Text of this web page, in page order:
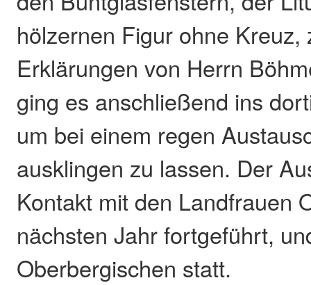
hölzernen Figur ohne Kreuz,
Erklärungen von Herrn
ging es anschließend ins
um bei einem regen
ausklingen zu lassen. Der
Kontakt mit den Landfrauen
nächsten Jahr fortgeführt,
Oberbergischen statt.